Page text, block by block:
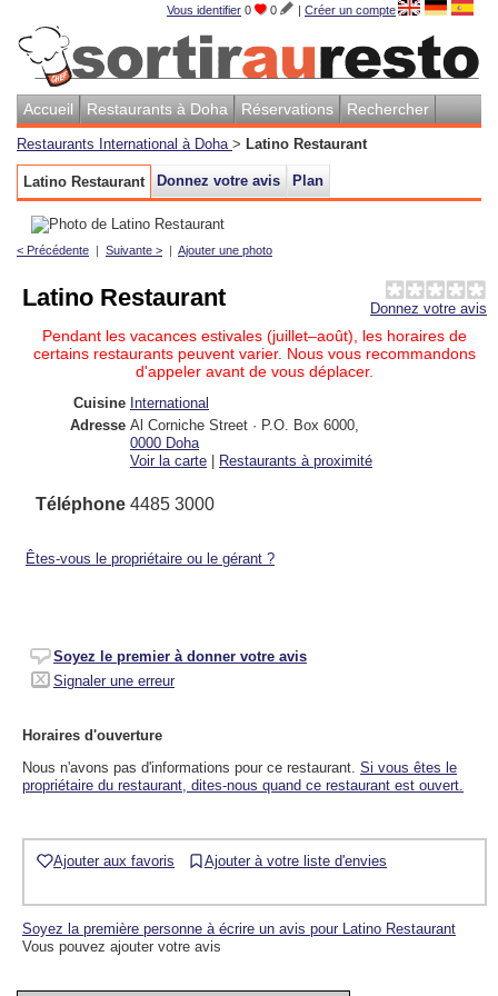
Vous identifier 0 0 | Créer un compte
Accueil Restaurants à Doha Réservations Rechercher
Restaurants International à Doha > Latino Restaurant
Latino Restaurant Donnez votre avis Plan
< Précédente | Suivante > | Ajouter une photo
Donnez votre avis
Latino Restaurant
Pendant les vacances estivales (juillet–août), les horaires de
certains restaurants peuvent varier. Nous vous recommandons
d'appeler avant de vous déplacer.
Cuisine International
Adresse Al Corniche Street · P.O. Box 6000
0000 Doha
Voir la carte
Restaurants à proximité
Téléphone 4485 3000
Êtes-vous le propriétaire ou le gérant ?
Soyez le premier à donner votre avis
Signaler une erreur
Horaires d'ouverture
Nous n'avons pas d'informations pour ce restaurant. Si vous êtes le
propriétaire du restaurant, dites-nous quand ce restaurant est ouvert.
Ajouter aux favoris Ajouter à votre liste d'envies
Soyez la première personne à écrire un avis pour Latino Restaurant
Vous pouvez ajouter votre avis